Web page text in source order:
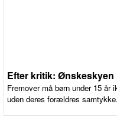
Efter kritik:
Fremover må børn under 15
uden deres forældres samtykke.